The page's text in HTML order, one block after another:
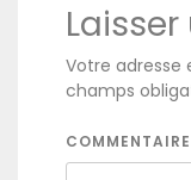
Votre adresse
champs
COMMENTAIRE